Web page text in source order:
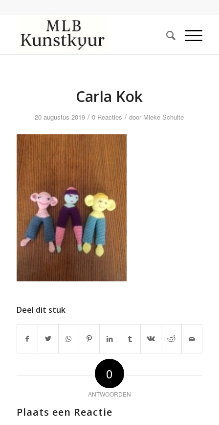
Carla Kok
20 augustus 2019 / 0 Reacties / door Mieke Schulte
Deel dit stuk
0
ANTWOORDEN
Plaats een Reactie